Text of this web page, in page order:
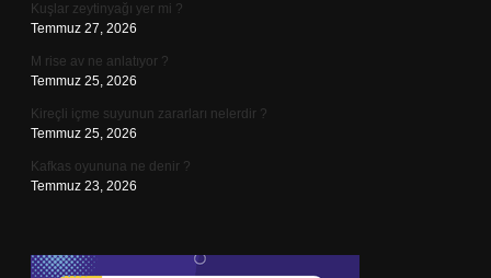
Kuşlar zeytinyağı yer mi ?
Temmuz 27, 2026
M rise av ne anlatıyor ?
Temmuz 25, 2026
Kireçli içme suyunun zararları nelerdir ?
Temmuz 25, 2026
Kafkas oyununa ne denir ?
Temmuz 23, 2026